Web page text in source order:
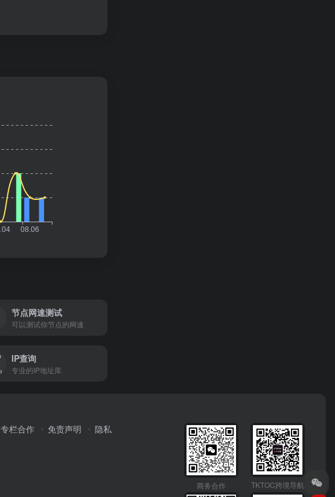
节点网速测试
可以测试你节点的网速
IP查询
专业的IP地址库
专栏合作 免责声明
隐私
商务合作 TKTOC跨境导航